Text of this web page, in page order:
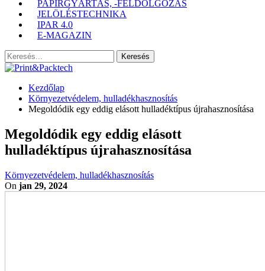
PAPÍRGYÁRTÁS, -FELDOLGOZÁS
JELÖLÉSTECHNIKA
IPAR 4.0
E-MAGAZIN
Kezdőlap
Környezetvédelem, hulladékhasznosítás
Megoldódik egy eddig elásott hulladéktípus újrahasznosítása
Megoldódik egy eddig elásott
hulladéktípus újrahasznosítása
Környezetvédelem, hulladékhasznosítás
On jan 29, 2024